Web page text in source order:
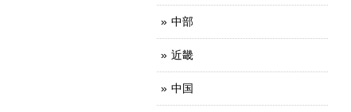
中部
近畿
中国